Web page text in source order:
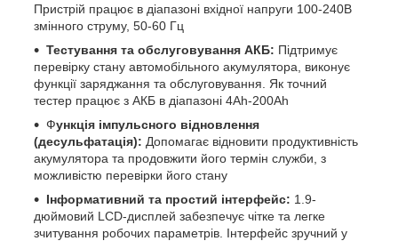
Пристрій працює в діапазоні вхідної напруги 100-240В
змінного струму, 50-60 Гц
Тестування та обслуговування АКБ: Підтримує
перевірку стану автомобільного акумулятора, виконує
функції заряджання та обслуговування. Як точний
тестер працює з АКБ в діапазоні 4Ah-200Ah
Функція імпульсного відновлення
(десульфатація): Допомагає відновити продуктивність
акумулятора та продовжити його термін служби, з
можливістю перевірки його стану
Інформативний та простий інтерфейс: 1.9-
дюймовий LCD-дисплей забезпечує чітке та легке
зчитування робочих параметрів. Інтерфейс зручний у